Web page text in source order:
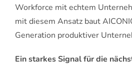
Workforce mit echtem
mit diesem Ansatz baut
Generation produktiver
Ein starkes Signal für die